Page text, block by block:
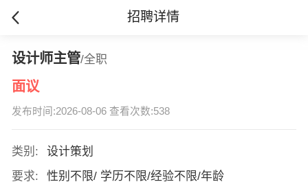
招聘详情
设计师主管/全职
面议
发布时间:2026-08-06 查看次数:538
类别:
设计策划
要求:
性别不限/ 学历不限/经验不限/年龄